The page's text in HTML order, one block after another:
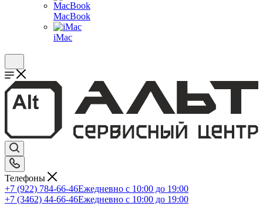
MacBook
iMac
Телефоны
+7 (922) 784-66-46Ежедневно с 10:00 до 19:00
+7 (3462) 44-66-46Ежедневно с 10:00 до 19:00